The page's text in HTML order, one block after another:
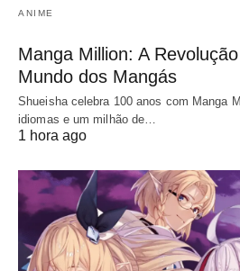
ANIME
Manga Million: A
Mundo dos Mangás
Shueisha celebra 100 anos com Manga
idiomas e um milhão de…
1 hora ago